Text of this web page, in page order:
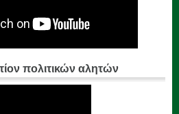
πολιτικών αλητών